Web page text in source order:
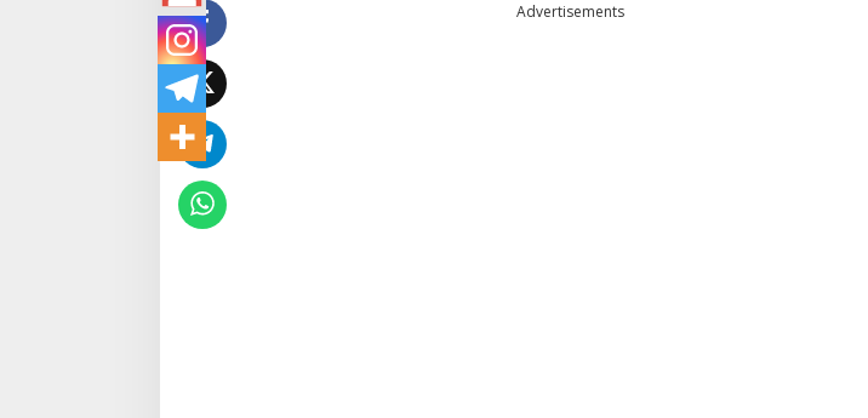
Advertisements